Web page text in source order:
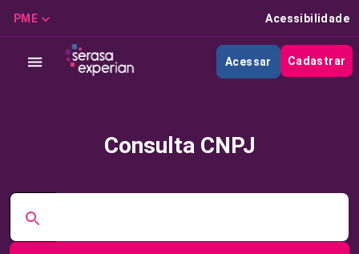
PME Acessibilidade
Acessar Cadastrar
Consulta CNPJ